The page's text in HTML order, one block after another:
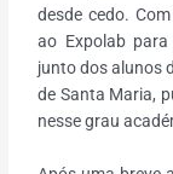
desde cedo.
ao Expolab
junto dos alunos
de Santa Maria,
nesse grau